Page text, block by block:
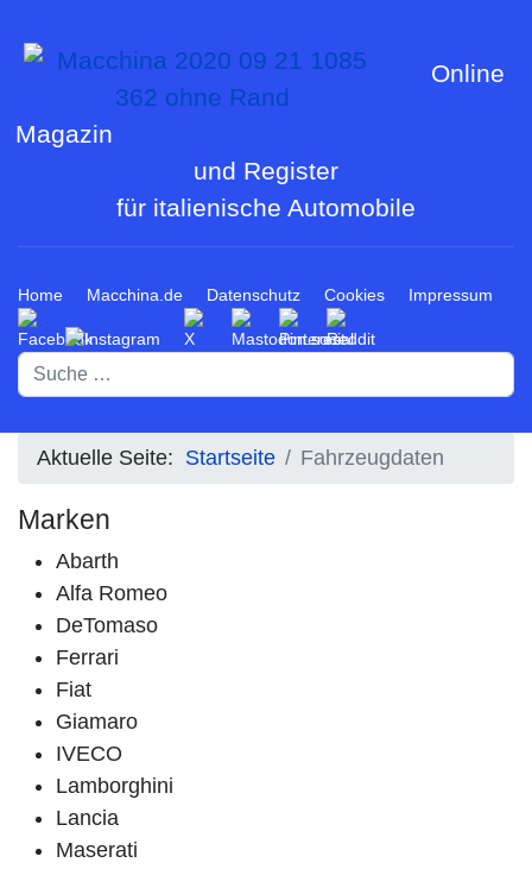
Online
Magazin
und Register
für italienische Automobile
Home Macchina.de Datenschutz Cookies Impressum
Suchen
Aktuelle Seite: Startseite Fahrzeugdaten
Marken
Abarth
Alfa Romeo
DeTomaso
Ferrari
Fiat
Giamaro
IVECO
Lamborghini
Lancia
Maserati